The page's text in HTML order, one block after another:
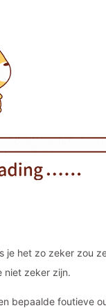
je het zo zeker zou
niet zeker zijn.
bepaalde foutieve